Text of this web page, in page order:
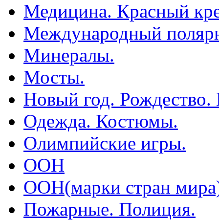
Медицина. Красный
Международный
Минералы.
Мосты.
Новый год. Рождество.
Одежда. Костюмы.
Олимпийские игры.
ООН
ООН(марки стран
Пожарные. Полиция.